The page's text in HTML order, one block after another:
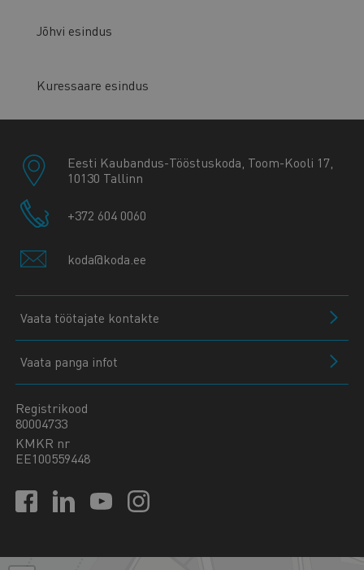
Jõhvi esindus
Kuressaare esindus
Eesti Kaubandus-Tööstuskoda, Toom-Kooli 17,
10130 Tallinn
+372 604 0060
koda@koda.ee
Vaata töötajate kontakte
Vaata panga infot
Registrikood
80004733
KMKR nr
EE100559448